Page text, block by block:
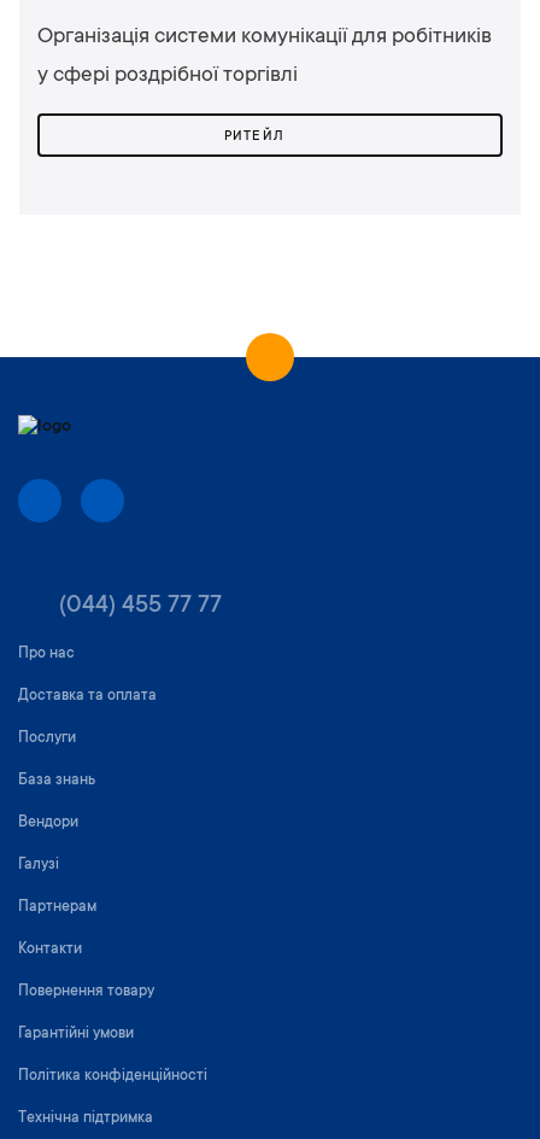
Організація системи комунікації для робітників
у сфері роздрібної торгівлі
РИТЕЙЛ
(044) 455 77 77
Про нас
Доставка та оплата
Послуги
База знань
Вендори
Галузі
Партнерам
Контакти
Повернення товару
Гарантійні умови
Політика конфіденційності
Технічна підтримка